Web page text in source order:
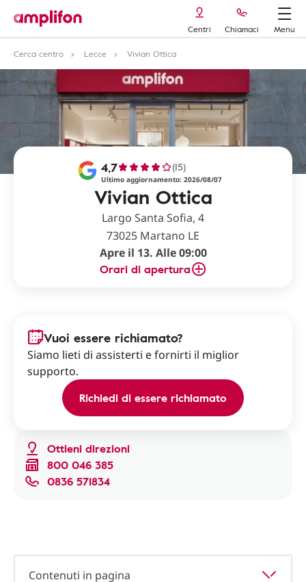
Centri Chiamaci
Menu
Cerca centro
Lecce Vivian Ottica
Vivian Ottica
4,7 (15)
Ultimo aggiornamento: 2026/08/07
Largo Santa Sofia, 4
73025 Martano LE
Apre il 13. Alle 09:00
Orari di apertura
Ottieni direzioni
800 046 385
0836 571834
Vuoi essere richiamato?
Siamo lieti di assisterti e fornirti il miglior
supporto.
Richiedi di essere richiamato
Contenuti in pagina